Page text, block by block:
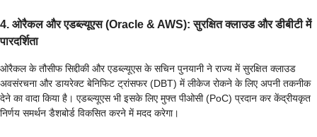
4. ओरैकल और एडब्ल्यूएस (Oracle & AWS): सुरक्षित क्लाउड और डीबीटी में
पारदर्शिता
ओरैकल के तौसीफ सिद्दीकी और एडब्ल्यूएस के सचिन पुनयानी ने राज्य में सुरक्षित क्लाउड
अवसंरचना और डायरेक्ट बेनिफिट ट्रांसफर (DBT) में लीकेज रोकने के लिए अपनी तकनीक
देने का वादा किया है। एडब्ल्यूएस भी इसके लिए मुफ्त पीओसी (PoC) प्रदान कर केंद्रीयकृत
निर्णय समर्थन डैशबोर्ड विकसित करने में मदद करेगा।